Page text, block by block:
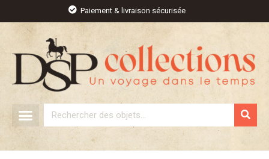
contenu
Paiement & livraison sécurisée
Rechercher